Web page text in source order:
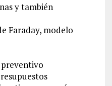
y también
Faraday, modelo